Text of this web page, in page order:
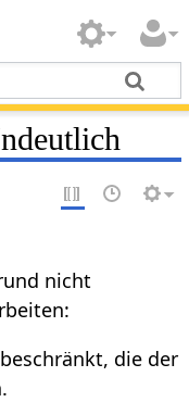
nicht
die der